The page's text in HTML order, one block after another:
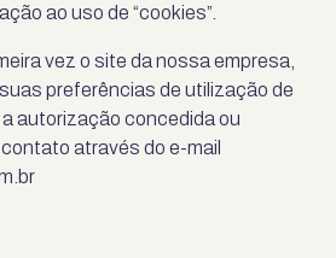
ao uso de “cookies”.
vez o site da nossa empresa,
preferências de utilização de
autorização concedida ou
através do e-mail